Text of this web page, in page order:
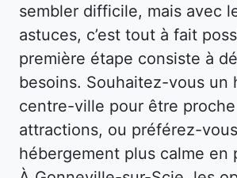
sembler difficile, mais avec
astuces, c’est tout à fait
première étape consiste à
besoins. Souhaitez-vous un
centre-ville pour être
attractions, ou préférez-
hébergement plus calme en